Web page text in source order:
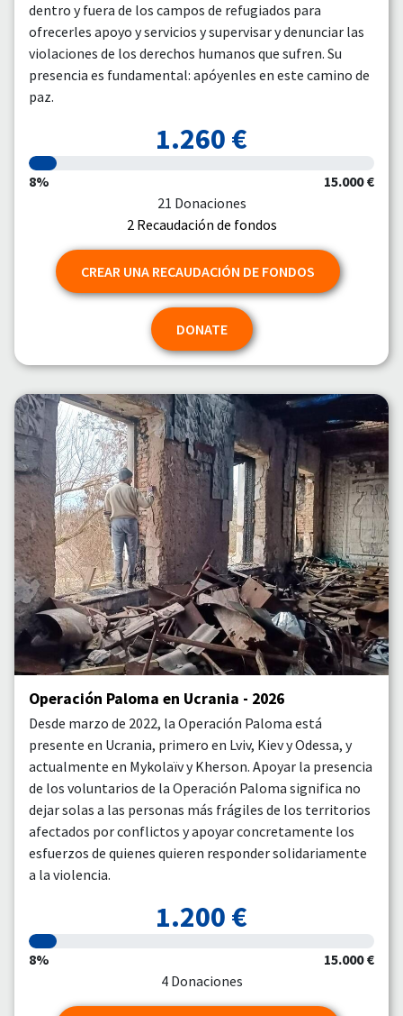
dentro y fuera de los campos de refugiados para
ofrecerles apoyo y servicios y supervisar y denunciar las
violaciones de los derechos humanos que sufren. Su
presencia es fundamental: apóyenles en este camino de
paz.
1.260 €
8%
15.000 €
21 Donaciones
2 Recaudación de fondos
CREAR UNA RECAUDACIÓN DE FONDOS
DONATE
Operación Paloma en Ucrania - 2026
Desde marzo de 2022, la Operación Paloma está
presente en Ucrania, primero en Lviv, Kiev y Odessa, y
actualmente en Mykolaïv y Kherson. Apoyar la presencia
de los voluntarios de la Operación Paloma significa no
dejar solas a las personas más frágiles de los territorios
afectados por conflictos y apoyar concretamente los
esfuerzos de quienes quieren responder solidariamente
a la violencia.
1.200 €
8%
15.000 €
4 Donaciones